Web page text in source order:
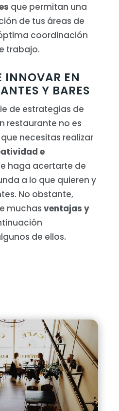
que permitan una
de tus áreas de
coordinación
trabajo.
INNOVAR EN
Y BARES
de estrategias de
restaurante no es
necesitas realizar
e
haga acertarte de
a lo que quieren y
No obstante,
muchasventajas y
de ellos.